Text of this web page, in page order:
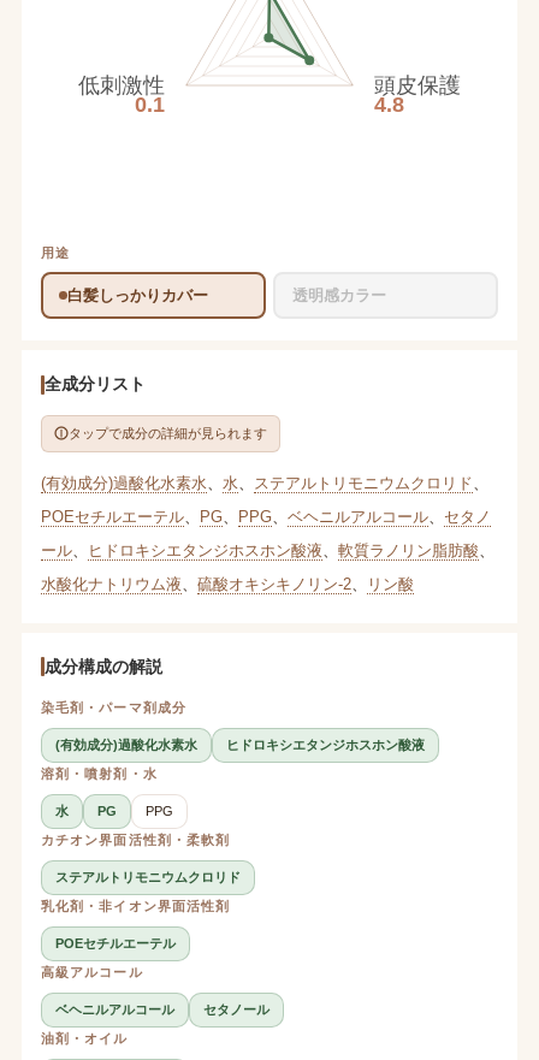
頭皮保護
4.8
低刺激性
0.1
用途
白髪しっかりカバー 透明感カラー
全成分リスト
タップで成分の詳細が見られます
(有効成分)過酸化水素水 水 ステアルトリモニウムクロリド
POEセチルエーテル、 PG、 PPG、 ベヘニルアルコール、 セタノ
ール、 ヒドロキシエタンジホスホン酸液 軟質ラノリン脂肪酸
水酸化ナトリウム液
硫酸オキシキノリン-2、 リン酸
成分構成の解説
染毛剤・パーマ剤成分
(有効成分)過酸化水素水
ヒドロキシエタンジホスホン酸液
溶剤・噴射剤・水
水 PG
PPG
カチオン界面活性剤・柔軟剤
ステアルトリモニウムクロリド
乳化剤・非イオン界面活性剤
POEセチルエーテル
高級アルコール
ベヘニルアルコール
セタノール
油剤・オイル